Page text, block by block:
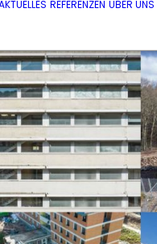
REFERENZEN ÜBER UNS